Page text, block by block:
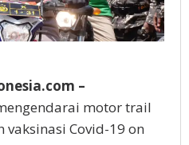
–
motor trail
vaksinasi Covid-19 on